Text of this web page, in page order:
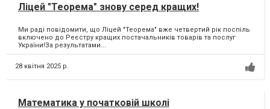
Ліцей "Теорема" знову серед кращих!
Ми раді повідомити, що Ліцей "Теорема" вже четвертий рік поспіль
включено до Реєстру кращих постачальників товарів та послуг
України!За результатами...
28 квітня 2025 р.
Математика у початковій школі